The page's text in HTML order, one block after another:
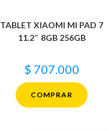
TABLET XIAOMI MI PAD 7
11.2″ 8GB 256GB
$ 707.000
COMPRAR